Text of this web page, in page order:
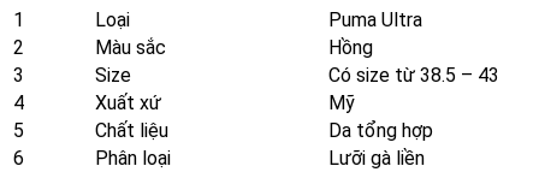
1 Loại
Puma Ultra
2
Màu sắc
Hồng
3
Size
Có size từ 38.5 – 43
4
Xuất xứ
Mỹ
5
Chất liệu
Da tổng hợp
6
Phân loại
Lưỡi gà liền